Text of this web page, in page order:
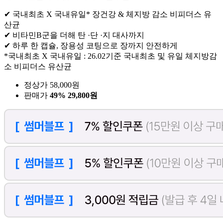
✔ 국내최초 X 국내유일* 장건강 & 체지방 감소 비피더스 유
산균
✔ 비타민B군을 더해 탄 ·단 ·지 대사까지
✔ 하루 한 캡슐, 장용성 코팅으로 장까지 안전하게
*국내최초 X 국내유일 : 26.02기준 국내최초 및 유일 체지방감
소 비피더스 유산균
정상가 58,000원
판매가 49% 29,800원